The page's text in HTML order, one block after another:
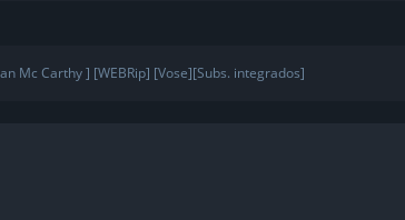
Mc Carthy ] [WEBRip] [Vose][Subs. integrados]